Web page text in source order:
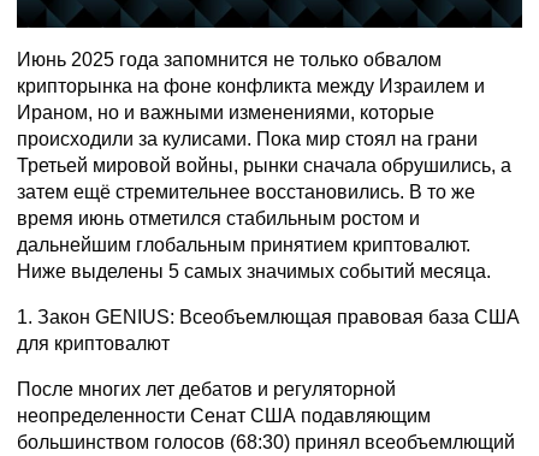
Июнь 2025 года запомнится не только обвалом
крипторынка на фоне конфликта между Израилем и
Ираном, но и важными изменениями, которые
происходили за кулисами. Пока мир стоял на грани
Третьей мировой войны, рынки сначала обрушились, а
затем ещё стремительнее восстановились. В то же
время июнь отметился стабильным ростом и
дальнейшим глобальным принятием криптовалют.
Ниже выделены 5 самых значимых событий месяца.
1. Закон GENIUS: Всеобъемлющая правовая база США
для криптовалют
После многих лет дебатов и регуляторной
неопределенности Сенат США подавляющим
большинством голосов (68:30) принял всеобъемлющий